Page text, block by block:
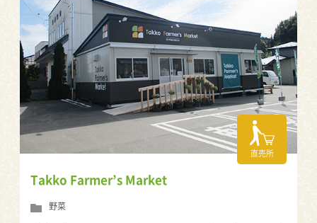
直売所
Takko Farmer’s Market
野菜